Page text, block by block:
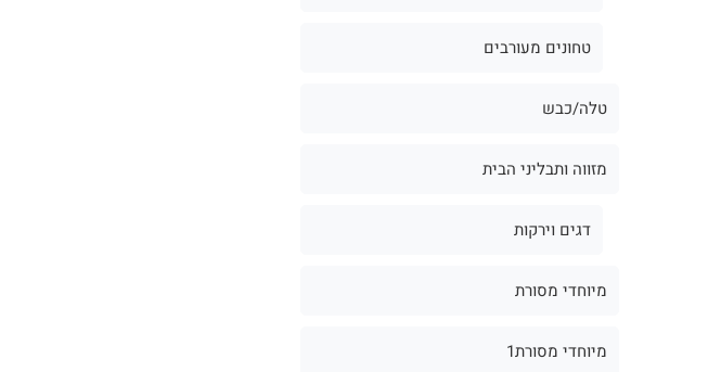
טחונים מעורבים
טלה/כבש
מזווה ותבליני הבית
דגים וירקות
מיוחדי מסורת
מיוחדי מסורת1